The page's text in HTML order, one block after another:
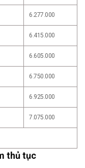
6.277.000
6.415.000
6.605.000
6.750.000
6.925.000
7.075.000
thủ tục